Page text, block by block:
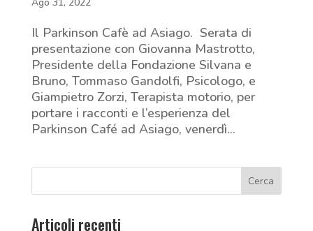
Il Parkinson Cafè ad Asiago. Serata di
presentazione con Giovanna Mastrotto,
Presidente della Fondazione Silvana e
Bruno, Tommaso Gandolfi, Psicologo, e
Giampietro Zorzi, Terapista motorio, per
portare i racconti e l’esperienza del
Parkinson Café ad Asiago, venerdì...
Articoli recenti